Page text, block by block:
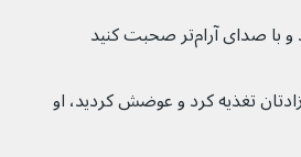
آرام‌تر صحبت کنید
تغذیه کرد و عوضش کردید، او